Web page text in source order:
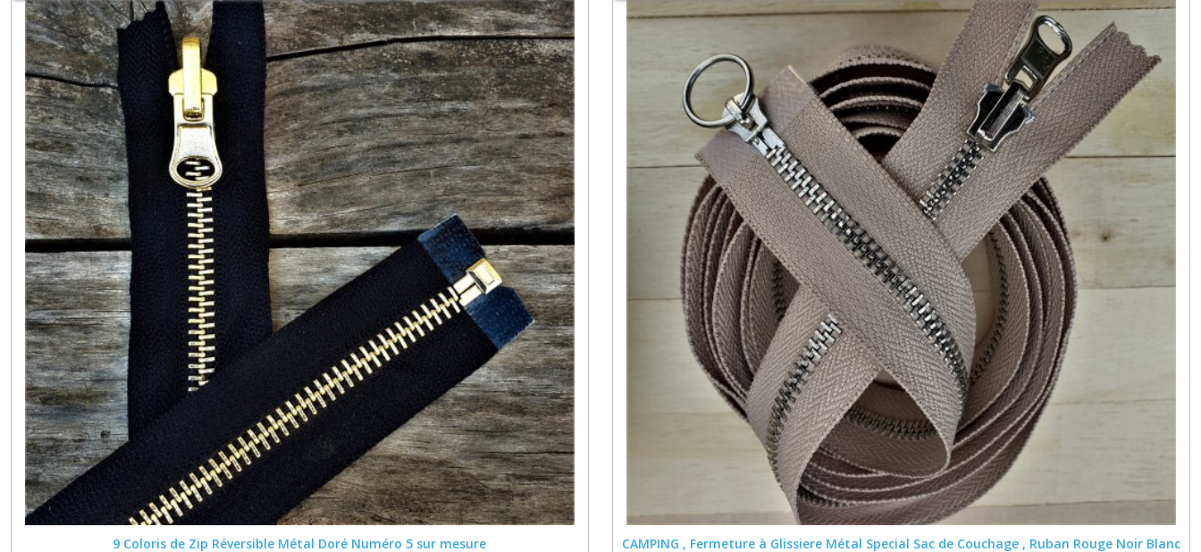
9 Coloris de Zip Réversible Métal Doré Numéro 5 sur mesure
CAMPING , Fermeture à Glissiere Métal Special Sac de Couchage , Ruban Rouge Noir Blanc